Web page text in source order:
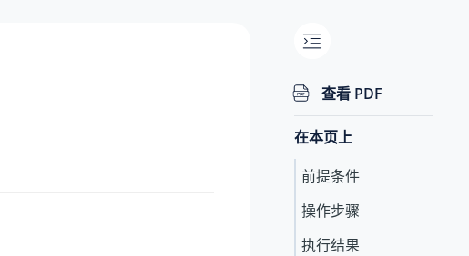
查看 PDF
在本页上
前提条件
操作步骤
执行结果